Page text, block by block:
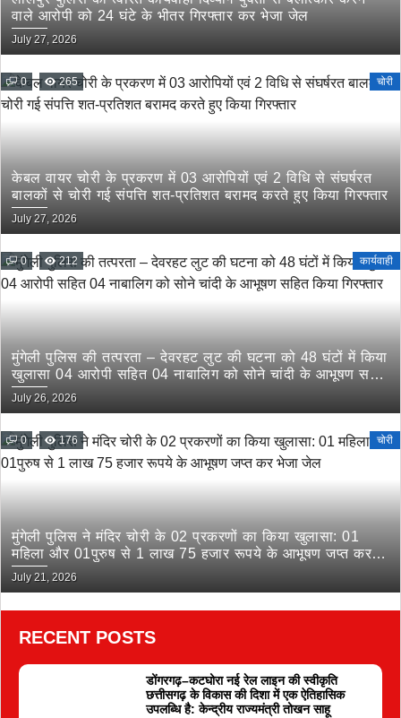
वाले आरोपी को 24 घंटे के भीतर गिरफ्तार कर भेजा जेल
July 27, 2026
0 265 चोरी
केबल वायर चोरी के प्रकरण में 03 आरोपियों एवं 2 विधि से संघर्षरत
बालकों से चोरी गई संपत्ति शत-प्रतिशत बरामद करते हुए किया गिरफ्तार
July 27, 2026
0 212 कार्यवाही
मुंगेली पुलिस की तत्परता – देवरहट लुट की घटना को 48 घंटों में किया
खुलासा 04 आरोपी सहित 04 नाबालिग को सोने चांदी के आभूषण सहित
किया गिरफ्तार
July 26, 2026
0 176 चोरी
मुंगेली पुलिस ने मंदिर चोरी के 02 प्रकरणों का किया खुलासा: 01
महिला और 01पुरुष से 1 लाख 75 हजार रूपये के आभूषण जप्त कर
भेजा जेल
July 21, 2026
RECENT POSTS
डोंगरगढ़–कटघोरा नई रेल लाइन की स्वीकृति
छत्तीसगढ़ के विकास की दिशा में एक ऐतिहासिक
उपलब्धि है: केन्द्रीय राज्यमंत्री तोखन साहू